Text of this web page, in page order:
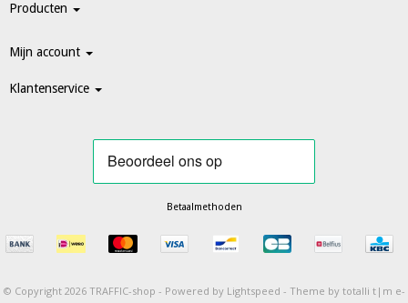
Producten
Mijn account
Klantenservice
Betaalmethoden
© Copyright 2026 TRAFFIC-shop - Powered by Lightspeed - Theme by totalli t|m e-